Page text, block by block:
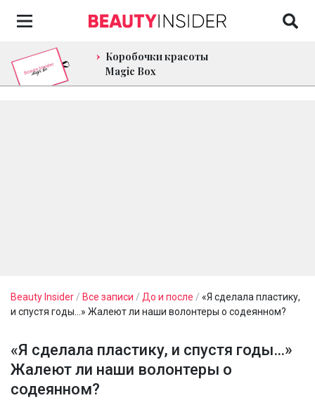
Коробочки красоты
Magic Box
Beauty Insider / Все записи / До и после / «Я сделала пластику,
и спустя годы…» Жалеют ли наши волонтеры о содеянном?
«Я сделала пластику, и спустя годы…»
Жалеют ли наши волонтеры о
содеянном?